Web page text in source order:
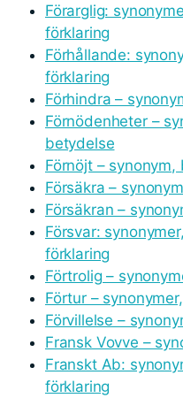
Förarglig:
förklaring
Förhållande:
förklaring
Förhindra –
Förnödenheter –
betydelse
Förnöjt –
Försäkra –
Försäkran –
Försvar:
förklaring
Förtrolig –
Förtur –
Förvillelse –
Fransk Vovve –
Franskt Ab:
förklaring